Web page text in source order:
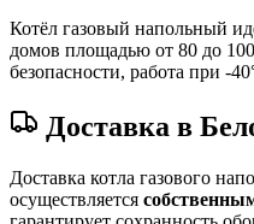
Котёл газовый напольный
домов площадью от 80 до
безопасности, работа при -
Доставка в
Доставка котла газового
осуществляется